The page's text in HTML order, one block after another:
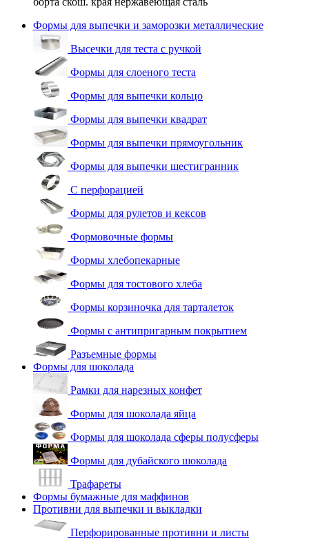
Формы для выпечки и заморозки металлические
Высечки для теста с ручкой
Формы для слоеного теста
Формы для выпечки кольцо
Формы для выпечки квадрат
Формы для выпечки прямоугольник
Формы для выпечки шестигранник
С перфорацией
Формы для рулетов и кексов
Формовочные формы
Формы хлебопекарные
Формы для тостового хлеба
Формы корзиночка для тарталеток
Формы с антипригарным покрытием
Разъемные формы
Формы для шоколада
Рамки для нарезных конфет
Формы для шоколада яйца
Формы для шоколада сферы полусферы
Формы для дубайского шоколада
Трафареты
Формы бумажные для маффинов
Противни для выпечки и выкладки
Перфорированные противни и листы